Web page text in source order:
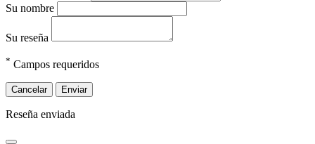
Su nombre
Su reseña
* Campos requeridos
Cancelar Enviar
Reseña enviada